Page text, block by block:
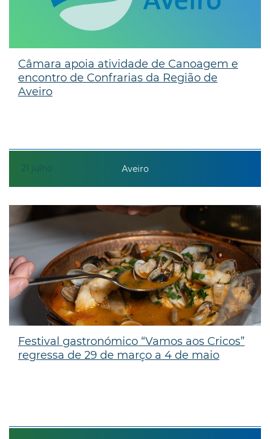
21 julho
Câmara apoia atividade de Canoagem e
encontro de Confrarias da Região de
Aveiro
Aveiro
Festival gastronómico “Vamos aos Cricos”
regressa de 29 de março a 4 de maio